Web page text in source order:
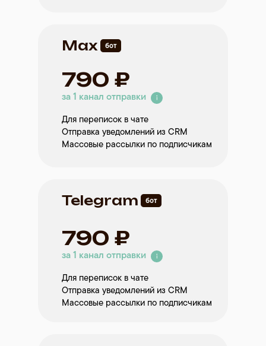
Max
790 ₽
за 1 канал отправки
Для переписок в чате
Отправка уведомлений из CRM
Массовые рассылки по подписчикам
бот
Telegram бот
790 ₽
за 1 канал отправки
Для переписок в чате
Отправка уведомлений из CRM
Массовые рассылки по подписчикам